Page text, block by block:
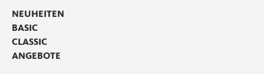
NEUHEITEN
BASIC
CLASSIC
ANGEBOTE